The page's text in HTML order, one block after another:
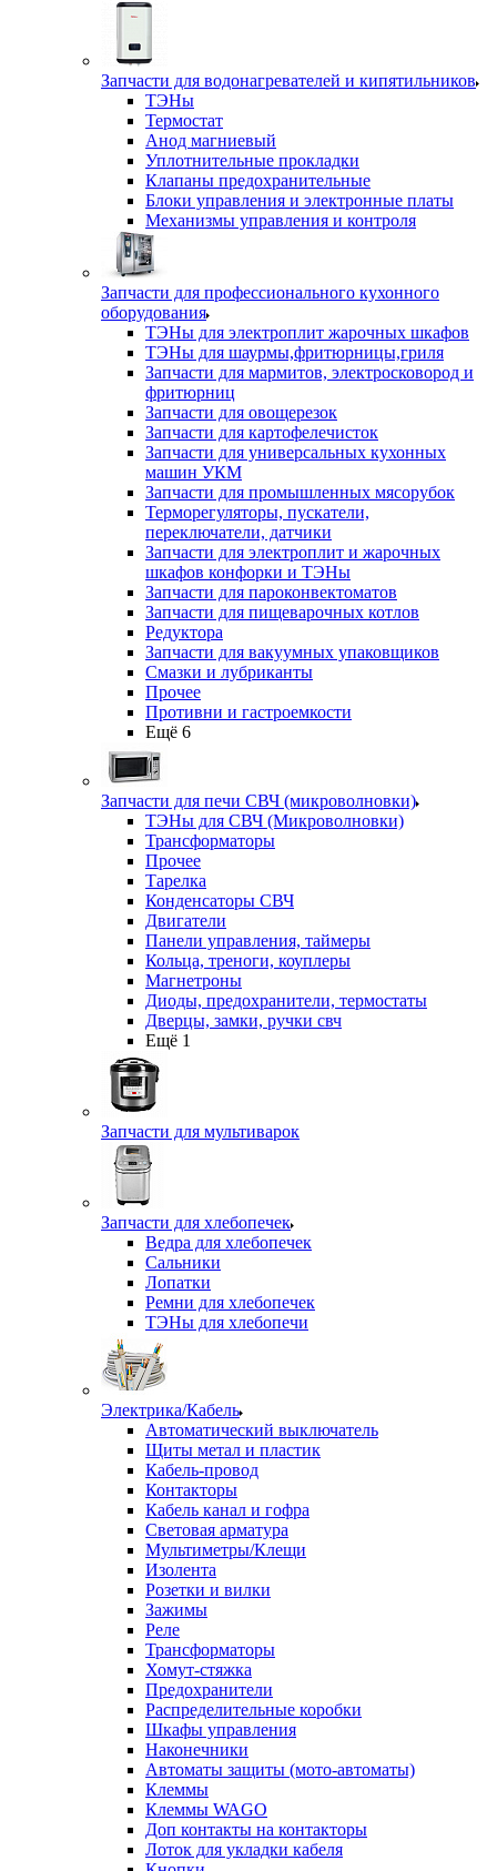
Запчасти для водонагревателей и кипятильников
ТЭНы
Термостат
Анод магниевый
Уплотнительные прокладки
Клапаны предохранительные
Блоки управления и электронные платы
Механизмы управления и контроля
Запчасти для профессионального кухонного
оборудования
ТЭНы для электроплит жарочных шкафов
ТЭНы для шаурмы,фритюрницы,гриля
Запчасти для мармитов, электросковород и
фритюрниц
Запчасти для овощерезок
Запчасти для картофелечисток
Запчасти для универсальных кухонных
машин УКМ
Запчасти для промышленных мясорубок
Терморегуляторы, пускатели,
переключатели, датчики
Запчасти для электроплит и жарочных
шкафов конфорки и ТЭНы
Запчасти для пароконвектоматов
Запчасти для пищеварочных котлов
Редуктора
Запчасти для вакуумных упаковщиков
Смазки и лубриканты
Прочее
Противни и гастроемкости
Ещё 6
Запчасти для печи СВЧ (микроволновки)
ТЭНы для СВЧ (Микроволновки)
Трансформаторы
Прочее
Тарелка
Конденсаторы СВЧ
Двигатели
Панели управления, таймеры
Кольца, треноги, коуплеры
Магнетроны
Диоды, предохранители, термостаты
Дверцы, замки, ручки свч
Ещё 1
Запчасти для мультиварок
Запчасти для хлебопечек
Ведра для хлебопечек
Сальники
Лопатки
Ремни для хлебопечек
ТЭНы для хлебопечи
Электрика/Кабель
Автоматический выключатель
Щиты метал и пластик
Кабель-провод
Контакторы
Кабель канал и гофра
Световая арматура
Мультиметры/Клещи
Изолента
Розетки и вилки
Зажимы
Реле
Трансформаторы
Хомут-стяжка
Предохранители
Распределительные коробки
Шкафы управления
Наконечники
Автоматы защиты (мото-автоматы)
Клеммы
Клеммы WAGO
Доп контакты на контакторы
Лоток для укладки кабеля